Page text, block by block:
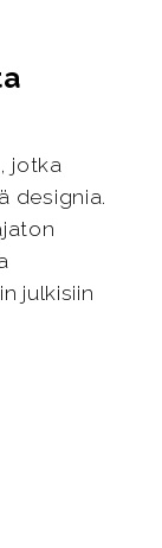
jotka
designia.
julkisiin